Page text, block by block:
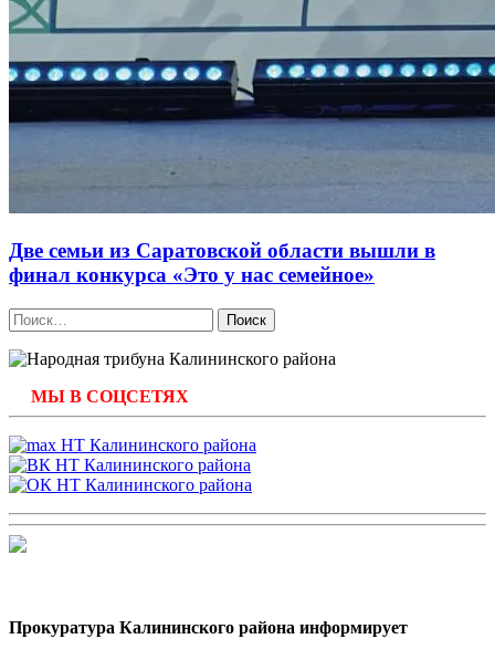
Две семьи из Саратовской области вышли в
финал конкурса «Это у нас семейное»
Найти:
МЫ В СОЦСЕТЯХ
Прокуратура Калининского района информирует